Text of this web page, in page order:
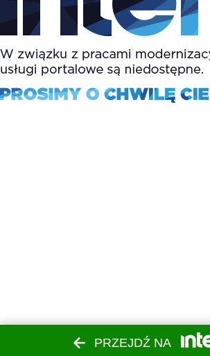
PRZEJDŹ NA